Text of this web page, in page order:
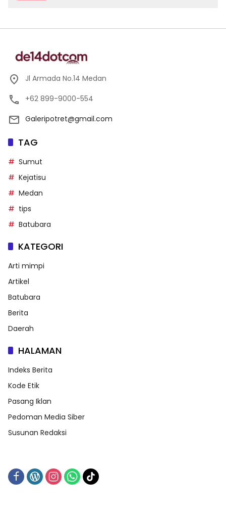
Jl Armada No.14 Medan
+62 899-9000-554
Galeripotret@gmail.com
TAG
Sumut
Kejatisu
Medan
tips
Batubara
KATEGORI
Arti mimpi
Artikel
Batubara
Berita
Daerah
HALAMAN
Indeks Berita
Kode Etik
Pasang Iklan
Pedoman Media Siber
Susunan Redaksi